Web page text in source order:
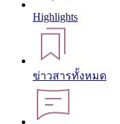
Highlights
ข่าวสารทั้งหมด